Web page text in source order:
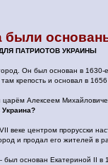
были
ПАТРИОТОВ УКРАИНЫ
Он был основан в 1630-
крепость и основал в
Алексеем
Украина?
веке центром прорусски
и продал его жителей в
был основан Екатериной II в